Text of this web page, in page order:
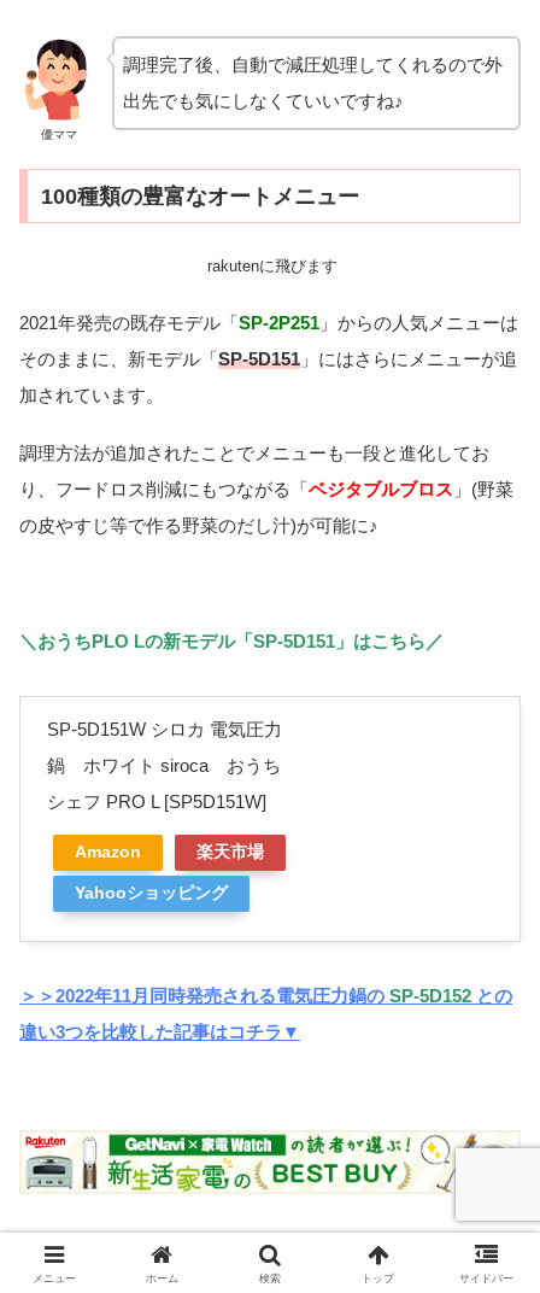
優ママ
調理完了後、自動で減圧処理してくれるので外
出先でも気にしなくていいですね♪
100種類の豊富なオートメニュー
rakutenに飛びます
2021年発売の既存モデル「SP-2P251 」からの人気メニューは
そのままに、新モデル「SP-5D151 」にはさらにメニューが追
加されています。
調理方法が追加されたことでメニューも一段と進化してお
り、フードロス削減にもつながる「ベジタブルブロス 」(野菜
の皮やすじ等で作る野菜のだし汁)が可能に♪
＼おうちPLO Lの新モデル「SP-5D151」はこちら／
SP-5D151W シロカ 電気圧力
鍋 ホワイト siroca おうち
シェフ PRO L [SP5D151W]
Amazon 楽天市場
Yahooショッピング
＞＞2022年11月同時発売される電気圧力鍋の SP-5D152 との
違い3つを比較した記事はコチラ▼
メニュー ホーム 検索 トップ サイドバー